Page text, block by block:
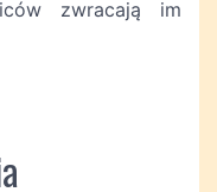
zwracają im